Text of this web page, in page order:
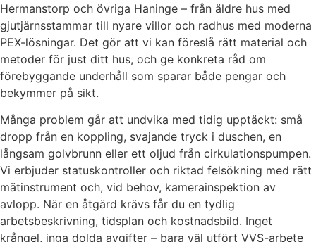
Hermanstorp och övriga Haninge – från äldre hus med
gjutjärnsstammar till nyare villor och radhus med moderna
PEX-lösningar. Det gör att vi kan föreslå rätt material och
metoder för just ditt hus, och ge konkreta råd om
förebyggande underhåll som sparar både pengar och
bekymmer på sikt.
Många problem går att undvika med tidig upptäckt: små
dropp från en koppling, svajande tryck i duschen, en
långsam golvbrunn eller ett oljud från cirkulationspumpen.
Vi erbjuder statuskontroller och riktad felsökning med rätt
mätinstrument och, vid behov, kamerainspektion av
avlopp. När en åtgärd krävs får du en tydlig
arbetsbeskrivning, tidsplan och kostnadsbild. Inget
krångel, inga dolda avgifter – bara väl utfört VVS-arbete